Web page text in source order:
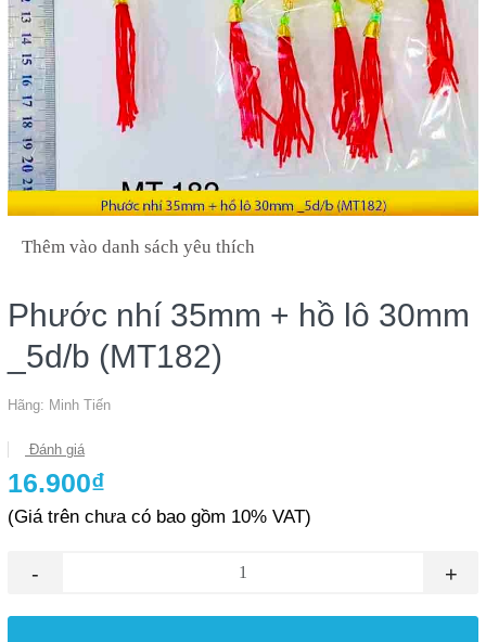
Thêm vào danh sách yêu thích
Phước nhí 35mm + hồ lô 30mm
_5d/b (MT182)
Hãng: Minh Tiến
Đánh giá
16.900₫
(Giá trên chưa có bao gồm 10% VAT)
- +